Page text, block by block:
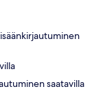
saatavilla